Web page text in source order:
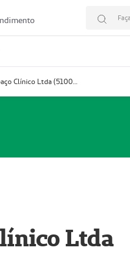
Prestador Mosaicum Espaço Clínico Ltda (51004352-0)
Ltda